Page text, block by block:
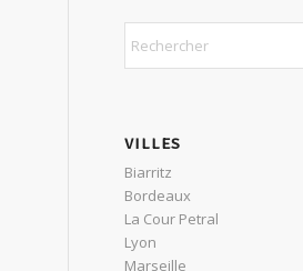
VILLES
Biarritz
Bordeaux
La Cour Petral
Lyon
Marseille